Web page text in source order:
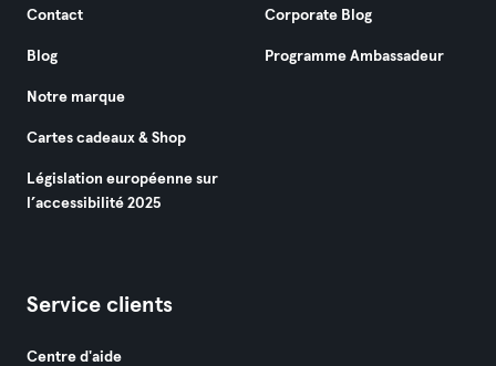
Contact
Blog
Notre marque
Cartes cadeaux & Shop
Législation européenne sur
l’accessibilité 2025
Corporate Blog
Programme Ambassadeur
Service clients
Centre d'aide